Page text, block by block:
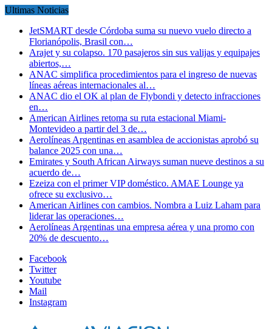
Ultimas Noticias
JetSMART desde Córdoba suma su nuevo vuelo directo a
Florianópolis, Brasil con…
Arajet y su colapso. 170 pasajeros sin sus valijas y equipajes
abiertos,…
ANAC simplifica procedimientos para el ingreso de nuevas
líneas aéreas internacionales al…
ANAC dio el OK al plan de Flybondi y detecto infracciones
en…
American Airlines retoma su ruta estacional Miami-
Montevideo a partir del 3 de…
Aerolíneas Argentinas en asamblea de accionistas aprobó su
balance 2025 con una…
Emirates y South African Airways suman nueve destinos a su
acuerdo de…
Ezeiza con el primer VIP doméstico. AMAE Lounge ya
ofrece su exclusivo…
American Airlines con cambios. Nombra a Luiz Laham para
liderar las operaciones…
Aerolíneas Argentinas una empresa aérea y una promo con
20% de descuento…
Facebook
Twitter
Youtube
Mail
Instagram